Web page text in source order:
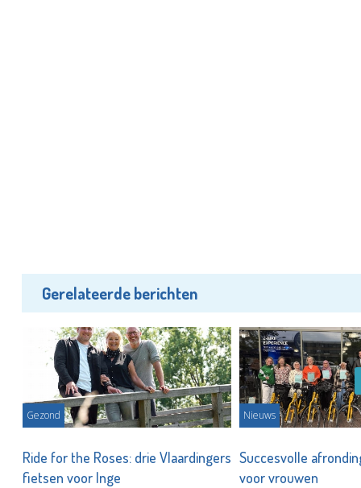
Gerelateerde berichten
Gezond
Ride for the Roses: drie Vlaardingers
fietsen voor Inge
Nieuws
Succesvolle
voor vrouwen